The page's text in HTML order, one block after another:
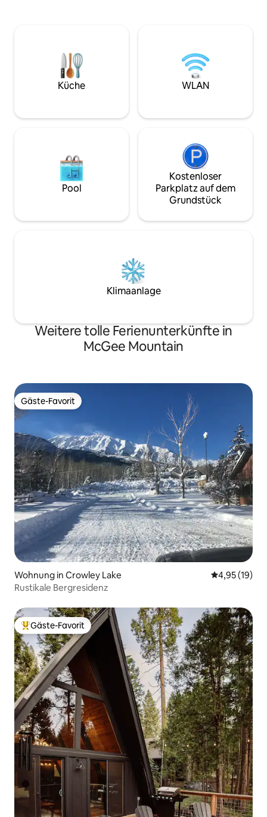
ausgestattete Küche mit Keurig, ein
Queensize-Bett, ein Schlafsofa und ein
kleines Schlafloft mit Queensize-
Golfplatzes.
sodass es im
Sommer kühl ist.
zertifiziertes
fördern.
Küche WLAN
Pool
Kostenloser
Parkplatz auf dem
Grundstück
Klimaanlage
Weitere tolle Ferienunterkünfte in
McGee Mountain
Gäste-Favorit
Gäste-Favorit
Wohnung in Crowley Lake
4,95 (19)
Rustikale Bergresidenz
Beliebter Gäste-Favorit.
Gäste-Favorit